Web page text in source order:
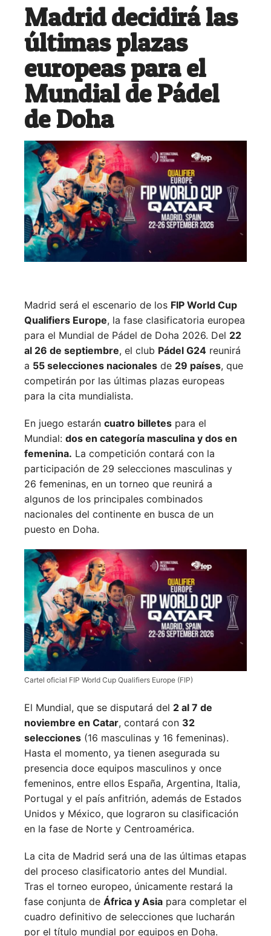
Madrid decidirá las
últimas plazas
europeas para el
Mundial de Pádel
de Doha
Madrid será el escenario de los FIP World Cup
Qualifiers Europe, la fase clasificatoria europea
para el Mundial de Pádel de Doha 2026. Del 22
al 26 de septiembre, el club Pádel G24 reunirá
a 55 selecciones nacionales de 29 países, que
competirán por las últimas plazas europeas
para la cita mundialista.
En juego estarán cuatro billetes para el
Mundial: dos en categoría masculina y dos en
femenina. La competición contará con la
participación de 29 selecciones masculinas y
26 femeninas, en un torneo que reunirá a
algunos de los principales combinados
nacionales del continente en busca de un
puesto en Doha.
Cartel oficial FIP World Cup Qualifiers Europe (FIP)
El Mundial, que se disputará del 2 al 7 de
noviembre en Catar, contará con 32
selecciones (16 masculinas y 16 femeninas).
Hasta el momento, ya tienen asegurada su
presencia doce equipos masculinos y once
femeninos, entre ellos España, Argentina, Italia,
Portugal y el país anfitrión, además de Estados
Unidos y México, que lograron su clasificación
en la fase de Norte y Centroamérica.
La cita de Madrid será una de las últimas etapas
del proceso clasificatorio antes del Mundial.
Tras el torneo europeo, únicamente restará la
fase conjunta de África y Asia para completar el
cuadro definitivo de selecciones que lucharán
por el título mundial por equipos en Doha.